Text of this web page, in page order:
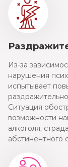
Из-за
нарушения
испытывает
Ситуация
возможности
алкоголя,
абстинентного